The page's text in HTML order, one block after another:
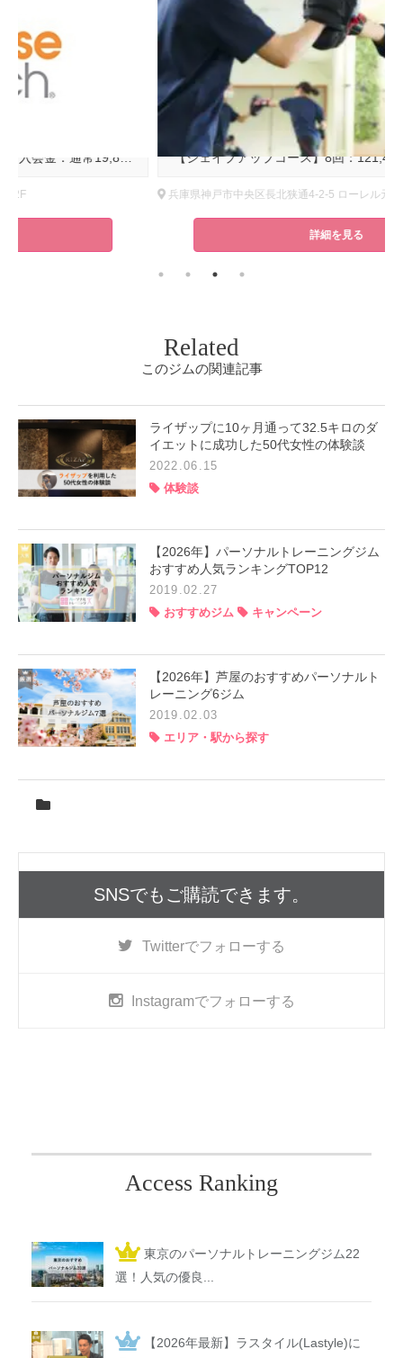
【シェイプアップコース】8回：121,440円(税込) 【美ボディメイクコース】8回：121,440円(税込) 【短期ダイエット集中コース】8回：136,840円(税込) ①キャンペーン期間中は当日入会で全てのプラン10%OFF②キャンペーン期間中は当日入会で入会金無料 29,800円 → 0円※先着30名様！
兵庫県神戸市中央区長北狭通4-2-5 ローレル元町ビルディング402・403
Related
このジムの関連記事
ライザップに10ヶ月通って32.5キロのダ
イエットに成功した50代女性の体験談
2022.06.15
体験談
【2026年】パーソナルトレーニングジム
おすすめ人気ランキングTOP12
2019.02.27
おすすめジム
キャンペーン
【2026年】芦屋のおすすめパーソナルト
レーニング6ジム
2019.02.03
エリア・駅から探す
SNSでもご購読できます。
Twitterでフォローする
Instagramでフォローする
Access Ranking
東京のパーソナルトレーニングジム22
選！人気の優良...
【2026年最新】ラスタイル(Lastyle)に